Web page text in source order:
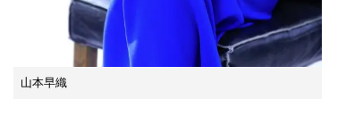
山本早織